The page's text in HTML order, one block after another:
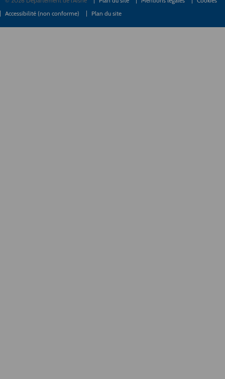
Accessibilité (non conforme)
Plan du site